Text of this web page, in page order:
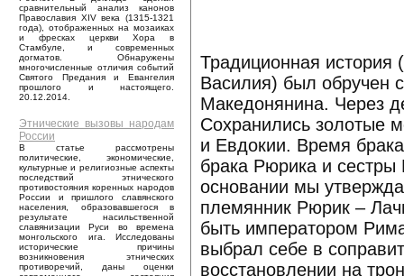
сравнительный анализ канонов
Православия XIV века (1315-1321
года), отображенных на мозаиках
и фресках церкви Хора в
Стамбуле, и современных
догматов. Обнаружены
многочисленные отличия событий
Святого Предания и Евангелия
прошлого и настоящего.
20.12.2014.
Этнические вызовы народам
России
В статье рассмотрены
политические, экономические,
культурные и религиозные аспекты
последствий этнического
противостояния коренных народов
России и пришлого славянского
населения, образовавшегося в
результате насильственной
славянизации Руси во времена
монгольского ига. Исследованы
исторические причины
возникновения этнических
противоречий, даны оценки
Традиционная история
Василия) был обручен
Македонянина. Через
Сохранились золотые
и Евдокии. Время
брака Рюрика и
основании мы
племянник Рюрик –
быть императором
выбрал себе в
восстановлении на